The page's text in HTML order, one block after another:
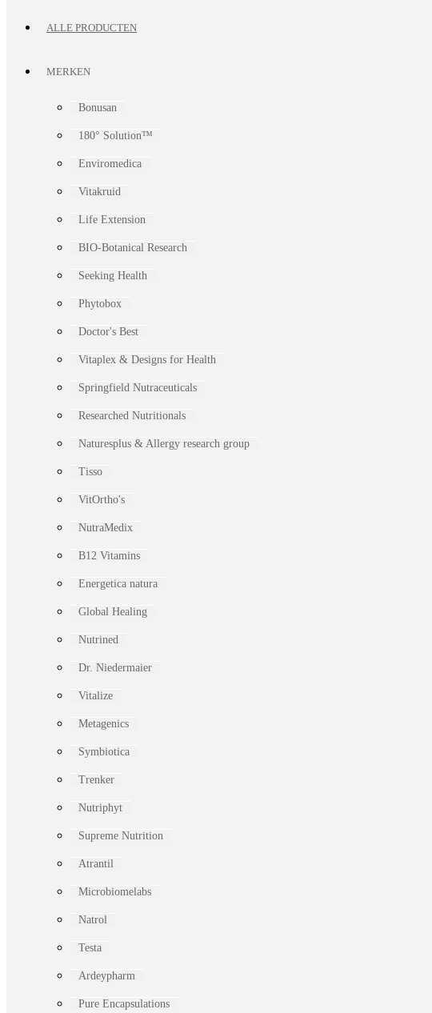
ALLE PRODUCTEN
MERKEN
Bonusan
180° Solution™
Enviromedica
Vitakruid
Life Extension
BIO-Botanical Research
Seeking Health
Phytobox
Doctor's Best
Vitaplex & Designs for Health
Springfield Nutraceuticals
Researched Nutritionals
Naturesplus & Allergy research group
Tisso
VitOrtho's
NutraMedix
B12 Vitamins
Energetica natura
Global Healing
Nutrined
Dr. Niedermaier
Vitalize
Metagenics
Symbiotica
Trenker
Nutriphyt
Supreme Nutrition
Atrantil
Microbiomelabs
Natrol
Testa
Ardeypharm
Pure Encapsulations